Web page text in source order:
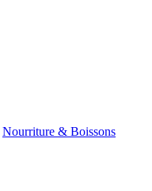
Nourriture & Boissons